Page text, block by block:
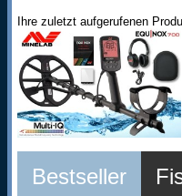
Ihre zuletzt aufgerufenen
Bestseller